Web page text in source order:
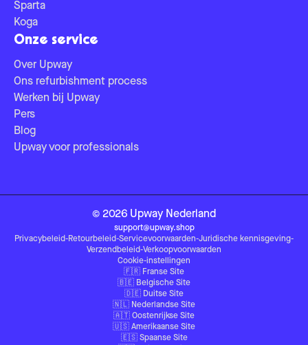
Sparta
Koga
Onze service
Over Upway
Ons refurbishment process
Werken bij Upway
Pers
Blog
Upway voor professionals
© 2026 Upway Nederland
support@upway.shop
Privacybeleid-Retourbeleid-Servicevoorwaarden-Juridische kennisgeving-
Verzendbeleid-Verkoopvoorwaarden
Cookie-instellingen
🇫🇷 Franse Site
🇧🇪 Belgische Site
🇩🇪 Duitse Site
🇳🇱 Nederlandse Site
🇦🇹 Oostenrijkse Site
🇺🇸 Amerikaanse Site
🇪🇸 Spaanse Site